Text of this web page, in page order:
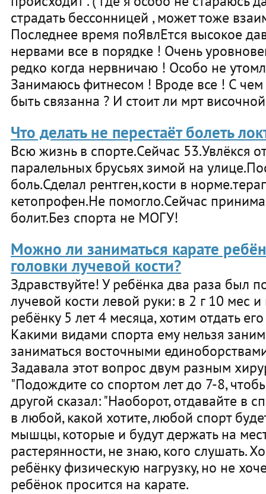
страдать бессонницей , может тоже
Последнее время поЯвлЕтся высокое
нервами все в порядке ! Очень
редко когда нервничаю ! Особо не
Занимаюсь фитнесом ! Вроде все ! С
быть связанна ? И стоит ли мрт
Что делать не перестаёт болеть
Всю жизнь в спорте.Сейчас 53.Увлёкся
паралельных брусьях зимой на
боль.Сделал рентген,кости в
кетопрофен.Не помогло.Сейчас
болит.Без спорта не МОГУ!
Можно ли заниматься карате
головки лучевой кости?
Здравствуйте! У ребёнка два раза был
лучевой кости левой руки: в 2 г 10 мес и
ребёнку 5 лет 4 месяца, хотим отдать
Какими видами спорта ему нельзя
заниматься восточными
Задавала этот вопрос двум разным
"Подождите со спортом лет до 7-8,
другой сказал: "Наоборот, отдавайте в
в любой, какой хотите, любой спорт
мышцы, которые и будут держать на
растерянности, не знаю, кого слушать.
ребёнку физическую нагрузку, но не
ребёнок просится на карате.